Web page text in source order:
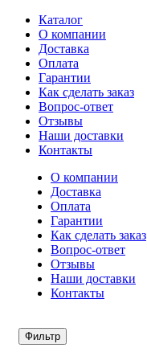
Каталог
О компании
Доставка
Оплата
Гарантии
Как сделать заказ
Вопрос-ответ
Отзывы
Наши доставки
Контакты
О компании
Доставка
Оплата
Гарантии
Как сделать заказ
Вопрос-ответ
Отзывы
Наши доставки
Контакты
Фильтр